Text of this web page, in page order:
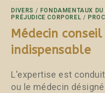
DIVERS / FONDAMENTAUX
PRÉJUDICE CORPOREL /
Médecin
indispensable
L'expertise est
ou le médecin